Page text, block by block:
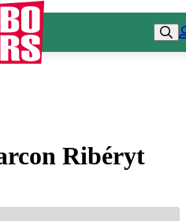
Ribéryt